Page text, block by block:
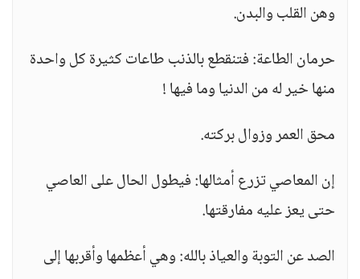
وهن القلب والبدن.
حرمان الطاعة: فتنقطع بالذنب طاعات كثيرة كل واحدة
منها خير له من الدنيا وما فيها !
محق العمر وزوال بركته.
إن المعاصي تزرع أمثالها: فيطول الحال على العاصي
حتى يعز عليه مفارقتها.
الصد عن التوبة والعياذ بالله: وهي أعظمها وأقربها إلى